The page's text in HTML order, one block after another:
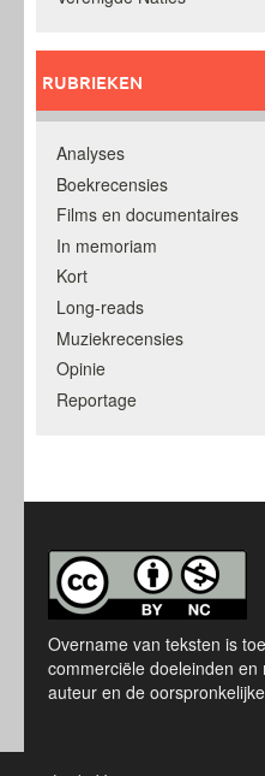
RUBRIEKEN
Analyses
Boekrecensies
Films en documentaires
In memoriam
Kort
Long-reads
Muziekrecensies
Opinie
Reportage
Overname van teksten is
commerciële doeleinden
auteur en de